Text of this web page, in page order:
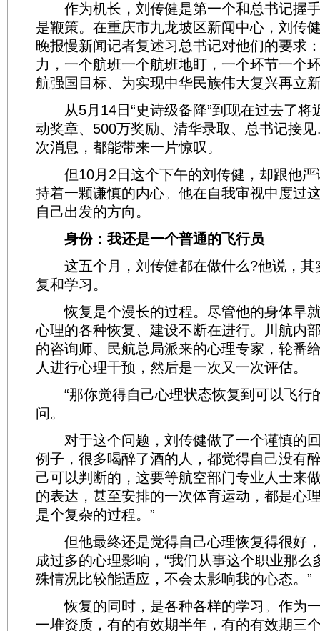
作为机长，刘传健是第一个和总书记握
是鞭策。在重庆市九龙坡区新闻中心，刘传
晚报慢新闻记者复述习总书记对他们的要求
力，一个航班一个航班地盯，一个环节一个
航强国目标、为实现中华民族伟大复兴再立
从5月14日“史诗级备降”到现在过去了将
动奖章、500万奖励、清华录取、总书记接
次消息，都能带来一片惊叹。
但10月2日这个下午的刘传健，却跟他严
持着一颗谦慎的内心。他在自我审视中度过
自己出发的方向。
身份：我还是一个普通的飞行员
这五个月，刘传健都在做什么?他说，其
复和学习。
恢复是个漫长的过程。尽管他的身体早
心理的各种恢复、建设不断在进行。川航内
的咨询师、民航总局派来的心理专家，轮番
人进行心理干预，然后是一次又一次评估。
“那你觉得自己心理状态恢复到可以飞行
问。
对于这个问题，刘传健做了一个谨慎的回
例子，很多喝醉了酒的人，都觉得自己没有
己可以判断的，这要等航空部门专业人士来
的表达，甚至安排的一次体育运动，都是心
是个复杂的过程。”
但他最终还是觉得自己心理恢复得很好
成过多的心理影响，“我们从事这个职业那么
殊情况比较能适应，不会太影响我的心态。”
恢复的同时，是各种各样的学习。作为
一堆资质，有的有效期半年，有的有效期三